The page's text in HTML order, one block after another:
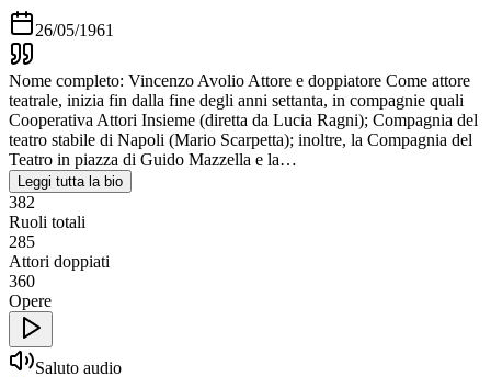
26/05/1961
Nome completo: Vincenzo Avolio Attore e doppiatore Come attore
teatrale, inizia fin dalla fine degli anni settanta, in compagnie quali
Cooperativa Attori Insieme (diretta da Lucia Ragni); Compagnia del
teatro stabile di Napoli (Mario Scarpetta); inoltre, la Compagnia del
Teatro in piazza di Guido Mazzella e la…
Leggi tutta la bio
382
Ruoli totali
285
Attori doppiati
360
Opere
Saluto audio